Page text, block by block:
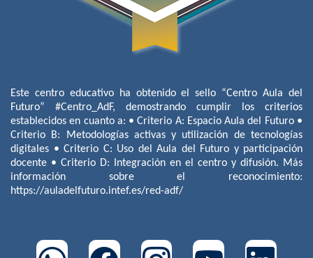
Este centro educativo ha obtenido el sello “Centro Aula del
Futuro” #Centro_AdF, demostrando cumplir los criterios
establecidos en cuanto a: • Criterio A: Espacio Aula del Futuro •
Criterio B: Metodologías activas y utilización de tecnologías
digitales • Criterio C: Uso del Aula del Futuro y participación
docente • Criterio D: Integración en el centro y difusión. Más
información sobre el reconocimiento:
https://auladelfuturo.intef.es/red-adf/